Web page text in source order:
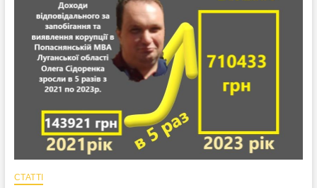
отримала
4
зарплати
в
2023
році,
коли
з
вчителями
намагались
припинити
трудові
відносини
СТАТТІ